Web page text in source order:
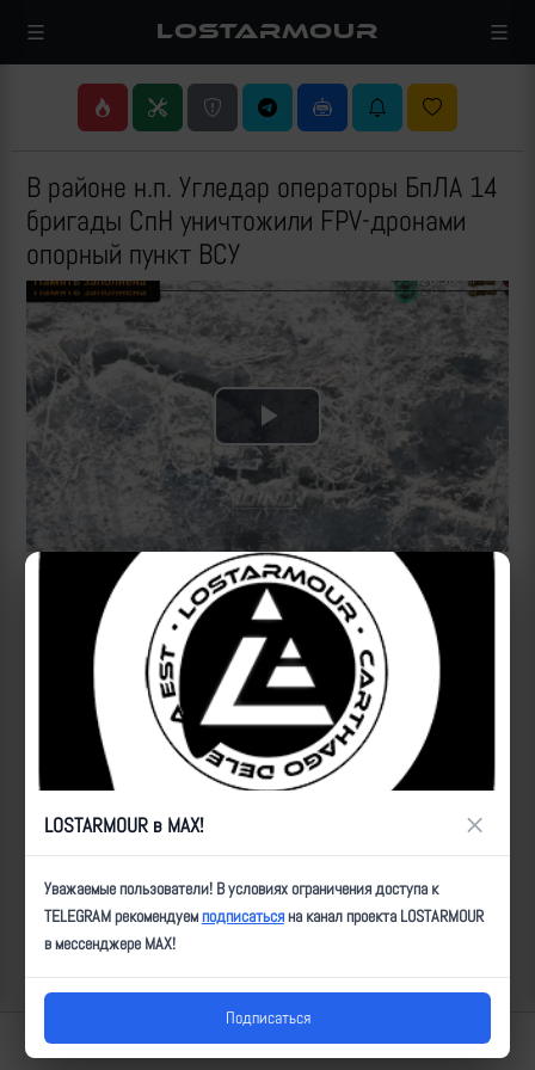
LOSTARMOUR
В районе н.п. Угледар операторы БпЛА 14
бригады СпН уничтожили FPV-дронами
опорный пункт ВСУ
Play
Video
https://t.me/voin_dv/7561
15448 | Автор: Артем | Дата:2024-03-19 | Просмотров: 811
Популярные за сегодня видео
Lostarmour | Carthago Delenda Est | 2014-2026
LOSTARMOUR в MAX! ×
Уважаемые пользователи! В условиях ограничения доступа к
TELEGRAM рекомендуемподписатьсяна канал проекта LOSTARMOUR
в мессенджере MAX!
Подписаться